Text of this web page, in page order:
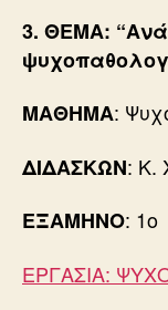
3. ΘΕΜΑ:
ΜΑΘΗΜΑ:
ΔΙΔΑΣΚΩΝ: Κ.
ΕΞΑΜΗΝΟ: 1ο
ΕΡΓΑΣΙΑ: